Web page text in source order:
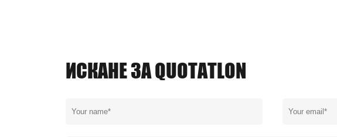
ИСКАНЕ ЗА QUOTATLON